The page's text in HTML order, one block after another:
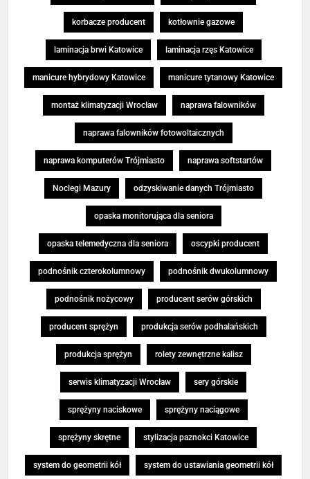
korbacze producent kotłownie gazowe
laminacja brwi Katowice laminacja rzęs Katowice
manicure hybrydowy Katowice manicure tytanowy Katowice
montaż klimatyzacji Wrocław naprawa falowników
naprawa falowników fotowoltaicznych
naprawa komputerów Trójmiasto naprawa softstartów
Noclegi Mazury odzyskiwanie danych Trójmiasto
opaska monitorująca dla seniora
opaska telemedyczna dla seniora oscypki producent
podnośnik czterokolumnowy podnośnik dwukolumnowy
podnośnik nożycowy producent serów górskich
producent sprężyn produkcja serów podhalańskich
produkcja sprężyn rolety zewnętrzne kalisz
serwis klimatyzacji Wrocław sery górskie
sprężyny naciskowe sprężyny naciągowe
sprężyny skrętne stylizacja paznokci Katowice
system do geometrii kół system do ustawiania geometrii kół